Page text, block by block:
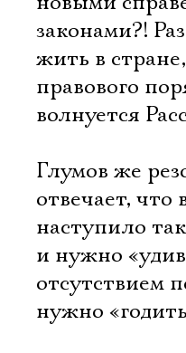
законами?!
жить в
правового
волнуется
Глумов же
отвечает, что
наступило
и нужно
отсутствием
нужно